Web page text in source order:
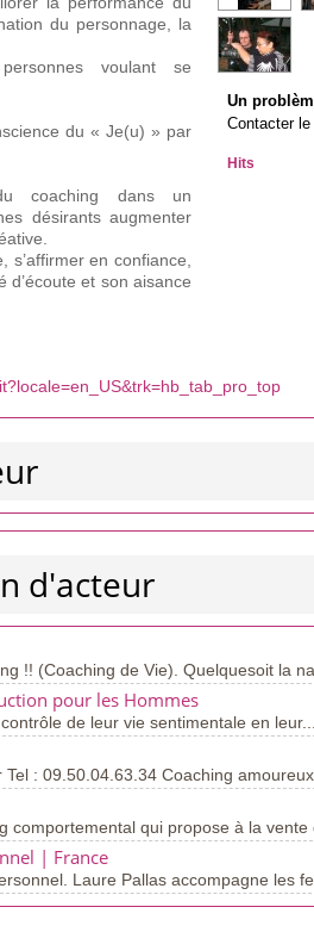
du personnage, la
voulant se
du « Je(u) » par
coaching dans un
désirants augmenter
en confiance,
d’écoute et son aisance
Un
Contacter
Hits
d'acteur
!! (Coaching de Vie). Quelquesoit la
pour les Hommes
de leur vie sentimentale en leur...
: 09.50.04.63.34 Coaching
qui propose à la vente
| France
Laure Pallas accompagne les